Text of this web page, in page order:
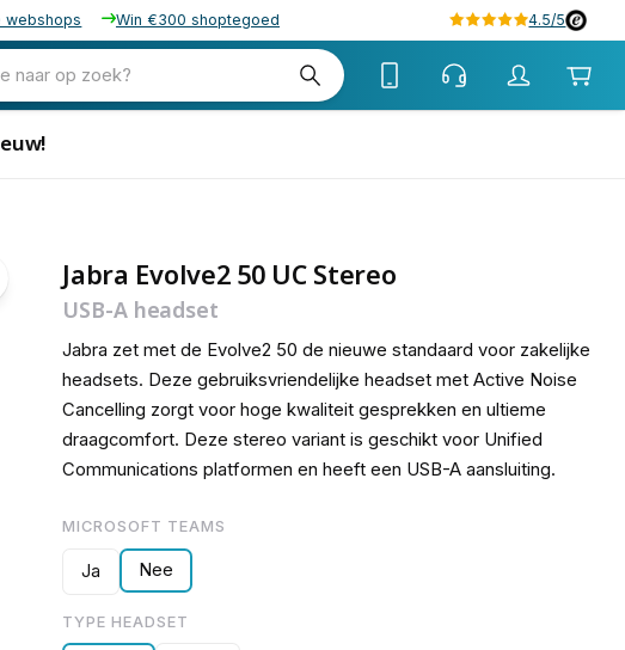
webshops Win €300 shoptegoed 4.5/5
naar op zoek?
Jabra Evolve2 50 UC Stereo
USB-A headset
Jabra zet met de Evolve2 50 de nieuwe standaard voor zakelijke
headsets. Deze gebruiksvriendelijke headset met Active Noise
Cancelling zorgt voor hoge kwaliteit gesprekken en ultieme
draagcomfort. Deze stereo variant is geschikt voor Unified
Communications platformen en heeft een USB-A aansluiting.
MICROSOFT TEAMS
Ja Nee
TYPE HEADSET
€ 106,31